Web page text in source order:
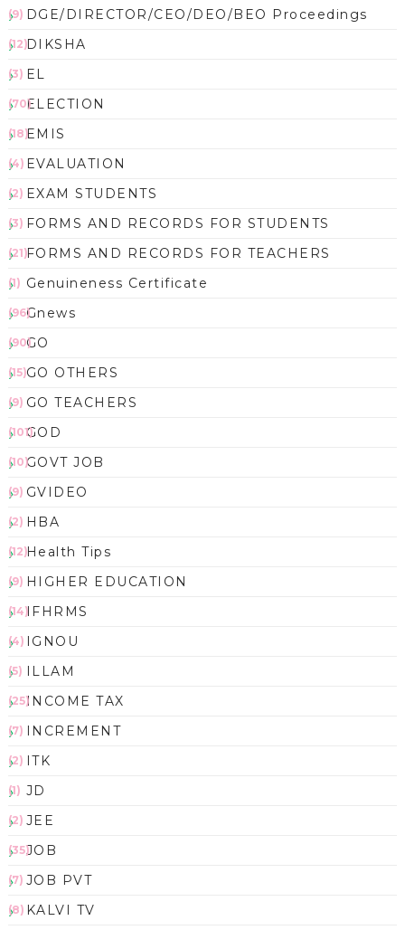
DGE/DIRECTOR/CEO/DEO/BEO Proceedings
(9)
DIKSHA
(12)
EL
(3)
ELECTION
(70)
EMIS
(18)
EVALUATION
(4)
EXAM STUDENTS
(2)
FORMS AND RECORDS FOR STUDENTS
(3)
FORMS AND RECORDS FOR TEACHERS
(21)
Genuineness Certificate
(1)
Gnews
(96)
GO
(90)
GO OTHERS
(15)
GO TEACHERS
(9)
GOD
(101)
GOVT JOB
(10)
GVIDEO
(9)
HBA
(2)
Health Tips
(12)
HIGHER EDUCATION
(9)
IFHRMS
(14)
IGNOU
(4)
ILLAM
(5)
INCOME TAX
(25)
INCREMENT
(7)
ITK
(2)
JD
(1)
JEE
(2)
JOB
(35)
JOB PVT
(7)
KALVI TV
(8)